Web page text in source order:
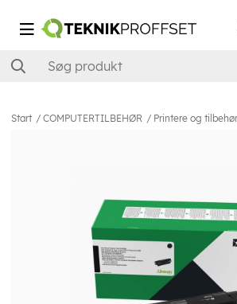
Start COMPUTERTILBEHØR Printere og tilbehør